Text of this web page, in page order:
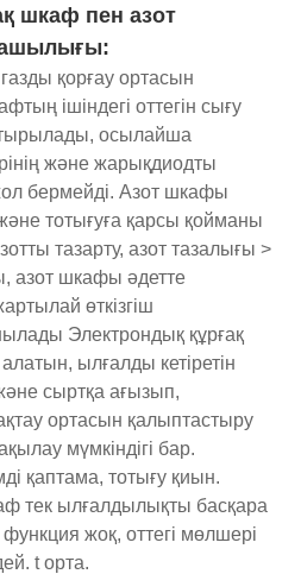
шкаф пен азот
қорғау ортасын
ішіндегі оттегін сығу
осылайша
және жарықдиодты
бермейді. Азот шкафы
тотығуға қарсы қойманы
тазарту, азот тазалығы >
азот шкафы әдетте
өткізгіш
Электрондық құрғақ
ылғалды кетіретін
сыртқа ағызып,
ортасын қалыптастыру
мүмкіндігі бар.
қаптама, тотығу қиын.
тек ылғалдылықты басқара
жоқ, оттегі мөлшері
t орта.